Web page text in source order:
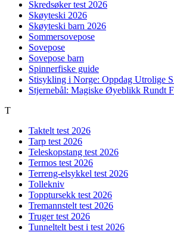
Skredsøker test 2026
Skøyteski 2026
Skøyteski barn 2026
Sommersovepose
Sovepose
Sovepose barn
Spinnerfiske guide
Stisykling i Norge: Oppdag Utrolige
Stjernebål: Magiske Øyeblikk Rundt
T
Taktelt test 2026
Tarp test 2026
Teleskopstang test 2026
Termos test 2026
Terreng-elsykkel test 2026
Tollekniv
Topptursekk test 2026
Tremannstelt test 2026
Truger test 2026
Tunneltelt best i test 2026